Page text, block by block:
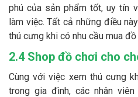
phú của sản phẩm tốt, uy tín
làm việc. Tất cả những điều
thú cưng khi có nhu cầu mua
2.4 Shop đồ chơi cho
Cùng với việc xem thú cưng
trong gia đình, các nhân